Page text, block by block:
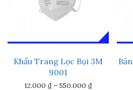
Khẩu Trang Lọc Bụi 3M
9001
12.000 ₫ – 550.000 ₫Khoảng